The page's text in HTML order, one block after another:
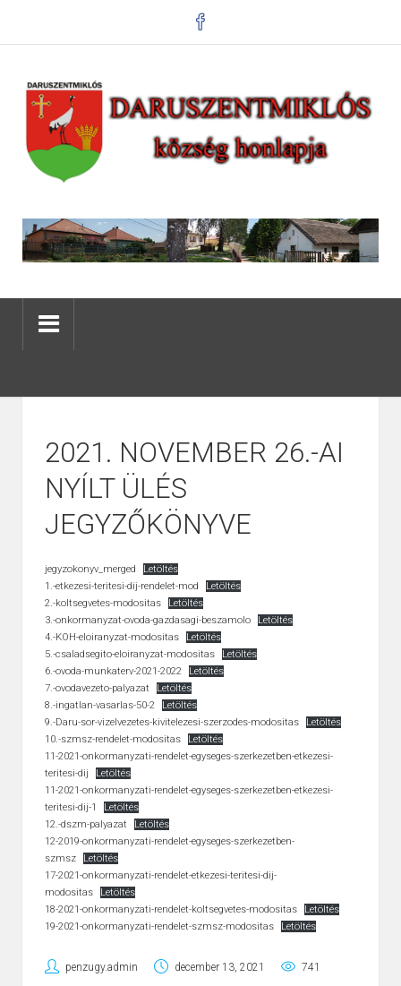
2021. NOVEMBER 26.-AI
NYÍLT ÜLÉS
JEGYZŐKÖNYVE
jegyzokonyv_merged
Letöltés
1.-etkezesi-teritesi-dij-rendelet-mod
Letöltés
2.-koltsegvetes-modositas
Letöltés
3.-onkormanyzat-ovoda-gazdasagi-beszamolo
Letöltés
4.-KOH-eloiranyzat-modositas
Letöltés
5.-csaladsegito-eloiranyzat-modositas
Letöltés
6.-ovoda-munkaterv-2021-2022
Letöltés
7.-ovodavezeto-palyazat
Letöltés
8.-ingatlan-vasarlas-50-2
Letöltés
9.-Daru-sor-vizelvezetes-kivitelezesi-szerzodes-modositas
Letöltés
10.-szmsz-rendelet-modositas
Letöltés
11-2021-onkormanyzati-rendelet-egyseges-szerkezetben-etkezesi-
teritesi-dij
Letöltés
11-2021-onkormanyzati-rendelet-egyseges-szerkezetben-etkezesi-
teritesi-dij-1
Letöltés
12.-dszm-palyazat
Letöltés
12-2019-onkormanyzati-rendelet-egyseges-szerkezetben-
szmsz
Letöltés
17-2021-onkormanyzati-rendelet-etkezesi-teritesi-dij-
modositas
Letöltés
18-2021-onkormanyzati-rendelet-koltsegvetes-modositas
Letöltés
19-2021-onkormanyzati-rendelet-szmsz-modositas
Letöltés
penzugy.admin december 13, 2021 741